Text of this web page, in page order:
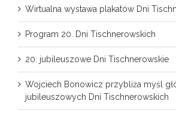
Wirtualna wystawa plakatów Dni
Program 20. Dni Tischnerowskich
20. jubileuszowe Dni Tischnerowskie
Wojciech Bonowicz przybliża myśl
jubileuszowych Dni Tischnerowskich